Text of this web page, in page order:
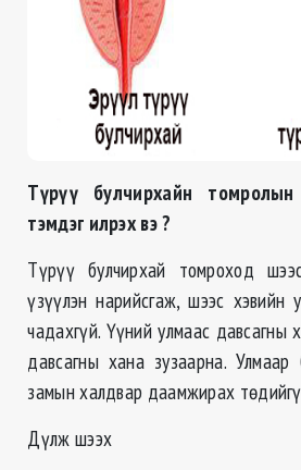
Түрүү булчирхайн
тэмдэг илрэх вэ ?
Түрүү булчирхай томроход
үзүүлэн нарийсгаж, шээс хэвийн
чадахгүй. Үүний улмаас давсагны
давсагны хана зузаарна.
замын халдвар даамжирах
Дүлж шээх